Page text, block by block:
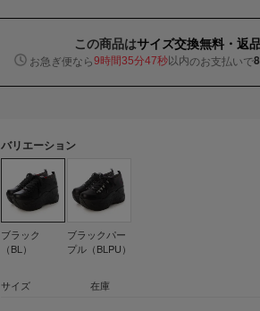
この商品はサイズ交換無料・返
お急ぎ便なら9時間35分47秒以内のお支払いで
バリエーション
ブラック
（BL）
ブラックパー
プル（BLPU）
サイズ 在庫